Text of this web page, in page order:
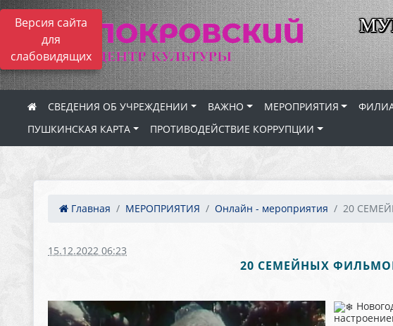
Версия сайта
для
слабовидящих
СВЕДЕНИЯ ОБ УЧРЕЖДЕНИИ ВАЖНО МЕРОПРИЯТИЯ
ПУШКИНСКАЯ КАРТА
ПРОТИВОДЕЙСТВИЕ КОРРУПЦИИ
Главная МЕРОПРИЯТИЯ Онлайн - мероприятия 20
15.12.2022 06:23
20 СЕМЕЙНЫХ